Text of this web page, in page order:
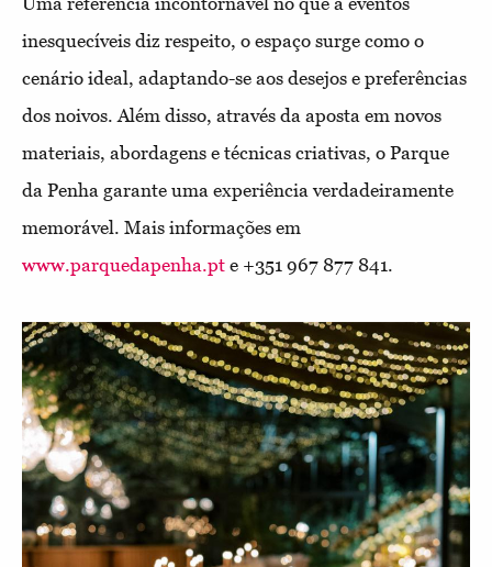
inesquecíveis diz respeito, o espaço surge como o
cenário ideal, adaptando-se aos desejos e preferências
dos noivos. Além disso, através da aposta em novos
materiais, abordagens e técnicas criativas, o Parque
da Penha garante uma experiência verdadeiramente
memorável. Mais informações em
www.parquedapenha.pt e +351 967 877 841.